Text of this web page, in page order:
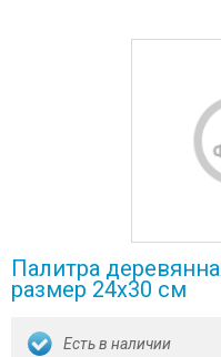
Палитра
размер 24х30 см
Есть в наличии